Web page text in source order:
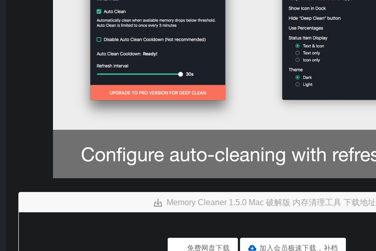
Memory Cleaner 1.5.0 Mac 破解版 内存清理工具 下载地址
免费网盘下载 加入会员极速下载，补档